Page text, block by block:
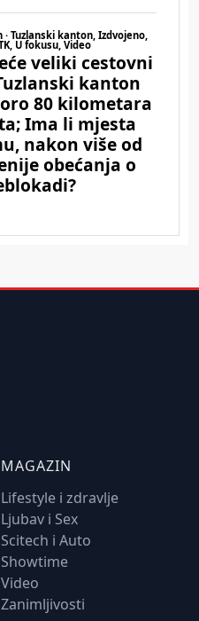
MAGAZIN
Lifestyle i zdravlje
Ljubav i Sex
Scitech i Auto
Showtime
Video
Zanimljivosti